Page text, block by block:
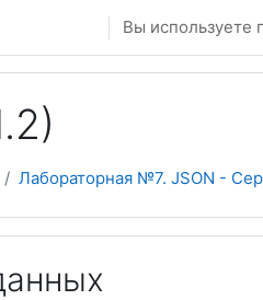
Вы используете
Лабораторная №7. JSON -